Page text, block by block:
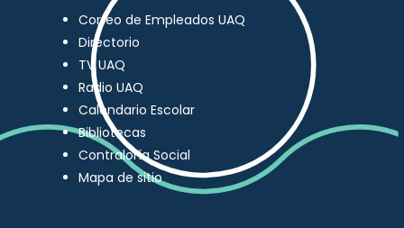
Correo de Empleados UAQ
Directorio
TV UAQ
Radio UAQ
Calendario Escolar
Bibliotecas
Contraloría Social
Mapa de sitio